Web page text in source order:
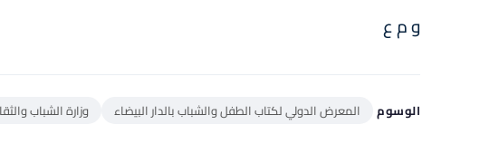
و م ع
الوسوم المعرض الدولي لكتاب الطفل والشباب بالدار البيضاء وزارة الشباب